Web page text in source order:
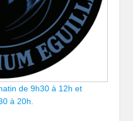
de 9h30 à 12h et
à 20h.